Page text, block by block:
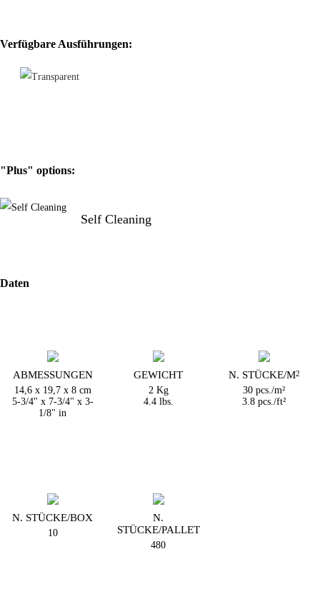
Verfügbare Ausführungen:
"Plus" options:
Self Cleaning
Daten
ABMESSUNGEN
14,6 x 19,7 x 8 cm
5-3/4" x 7-3/4" x 3-
1/8" in
GEWICHT
2 Kg
4.4 lbs.
N. STÜCKE/M2
30 pcs./m²
3.8 pcs./ft²
N. STÜCKE/BOX
10
N.
STÜCKE/PALLET
480